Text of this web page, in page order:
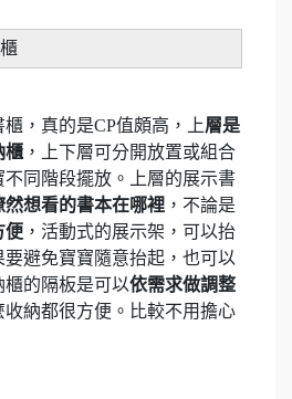
，真的是CP值頗高，上層是
櫃 ，上下層可分開放置或組合
同階段擺放。上層的展示書
然想看的書本在哪裡 ，不論是
便 ，活動式的展示架，可以抬
避免寶寶隨意抬起，也可以
櫃的隔板是可以依需求做調整
納都很方便。比較不用擔心